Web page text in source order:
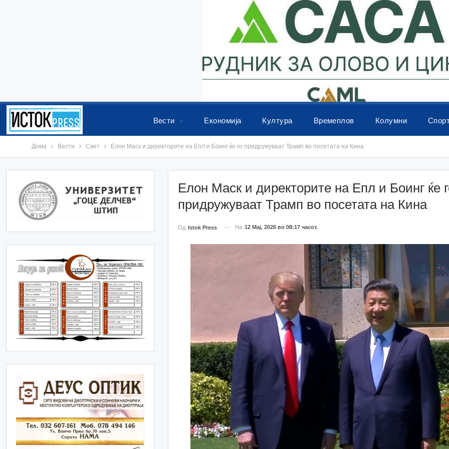
Вести Економија Култура Времеплов Колумни
Дома Вести Свет Елон Маск и директорите на Епл и Боинг ќе го придружуваат Трамп во посетата на Кина
Елон Маск и директорите на Епл и Боинг ќе
придружуваат Трамп во посетата на Кина
Од Istok Press На 12 Мај, 2026 во 08:17 часот.